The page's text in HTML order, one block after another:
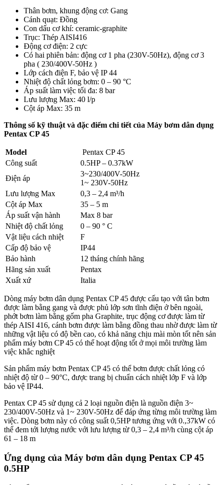
Thân bơm, khung động cơ: Gang
Cánh quạt: Đồng
Con dấu cơ khí: ceramic-graphite
Trục: Thép AISI416
Động cơ điện: 2 cực
Có hai phiên bản: động cơ 1 pha (230V-50Hz), động cơ 3
pha ( 230/400V-50Hz )
Lớp cách điện F, bảo vệ IP 44
Nhiệt độ chất lỏng bơm: 0 – 90 °C
Áp suất làm việc tối đa: 8 bar
Lưu lượng Max: 40 l/p
Cột áp Max: 35 m
Thông số kỹ thuật và đặc điểm chi tiết của Máy bơm dân dụng
Pentax CP 45
Model
Pentax CP 45
Công suất
0.5HP – 0.37kW
Điện áp
3~230/400V-50Hz
1~ 230V-50Hz
Lưu lượng Max
0,3 – 2,4 m³/h
Cột áp Max
35 – 5 m
Áp suất vận hành
Max 8 bar
Nhiệt độ chất lỏng
0 – 90 ° C
Vật liệu cách nhiệt
F
Cấp độ bảo vệ
IP44
Bảo hành
12 tháng chính hãng
Hãng sản xuất
Pentax
Xuất xứ
Italia
Dòng máy bơm dân dụng Pentax CP 45 được cấu tạo với tân bơm
được làm bằng gang và được phủ lớp sơn tĩnh điện ở bên ngoài,
phớt bơm làm bằng gốm pha Graphite, trục động cơ được làm từ
thép AISI 416, cánh bơm được làm bằng đồng thau nhờ được làm từ
những vật liệu có độ bền cao, có khả năng chịu mài mòn tốt nên sản
phẩm máy bơm CP 45 có thể hoạt động tốt ở mọi môi trường làm
việc khắc nghiệt
Sản phẩm máy bơm Pentax CP 45 có thể bơm được chất lỏng có
nhiệt độ từ 0 – 90°C, được trang bị chuẩn cách nhiệt lớp F và lớp
bảo vệ IP44.
Pentax CP 45 sử dụng cả 2 loại nguồn điện là nguồn điện 3~
230/400V-50Hz và 1~ 230V-50Hz để đáp ứng từng môi trường làm
việc. Dòng bơm này có công suất 0,5HP tương ứng với 0.,37kW có
thể đem tới lượng nước với lưu lượng từ 0,3 – 2,4 m³/h cùng cột áp
61 – 18 m
Ứng dụng của Máy bơm dân dụng Pentax CP 45
0.5HP